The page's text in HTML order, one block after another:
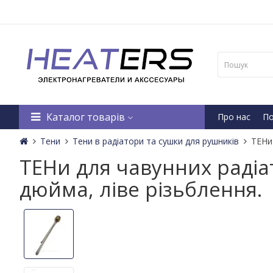
Каталог товарів Про нас
Тени Тени в радіатори та сушки для рушників ТЕНи
ТЕНи для чавунних
дюйма, ліве різьблення.